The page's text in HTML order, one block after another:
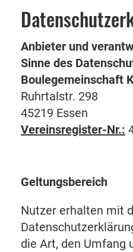
Anbieter und
Sinne des
Boulegemeinschaft
Ruhrtalstr. 298
45219 Essen
Vereinsregister-Nr.:
Geltungsbereich
Nutzer erhalten mit
die Art, den Umfang